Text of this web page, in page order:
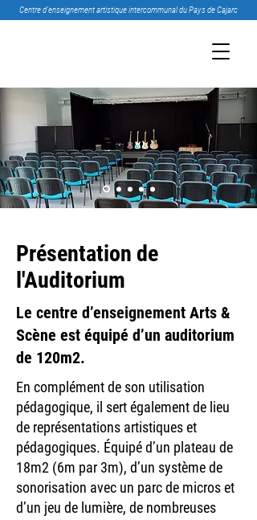
Centre d’enseignement artistique intercommunal du Pays de Cajarc
Présentation de
l'Auditorium
Le centre d’enseignement Arts &
Scène est équipé d’un auditorium
de 120m2.
En complément de son utilisation
pédagogique, il sert également de lieu
de représentations artistiques et
pédagogiques. Équipé d’un plateau de
18m2 (6m par 3m), d’un système de
sonorisation avec un parc de micros et
d’un jeu de lumière, de nombreuses